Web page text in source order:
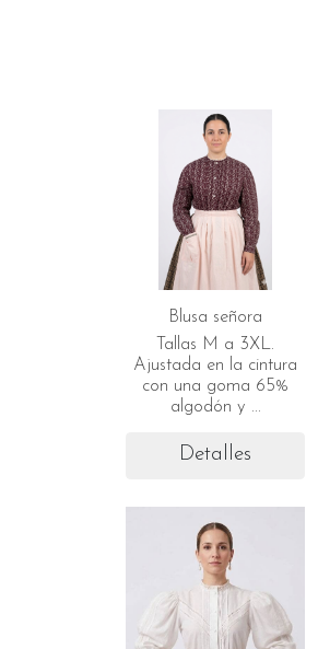
Blusa señora
Tallas M a 3XL.
Ajustada en la cintura
con una goma 65%
algodón y ...
Detalles